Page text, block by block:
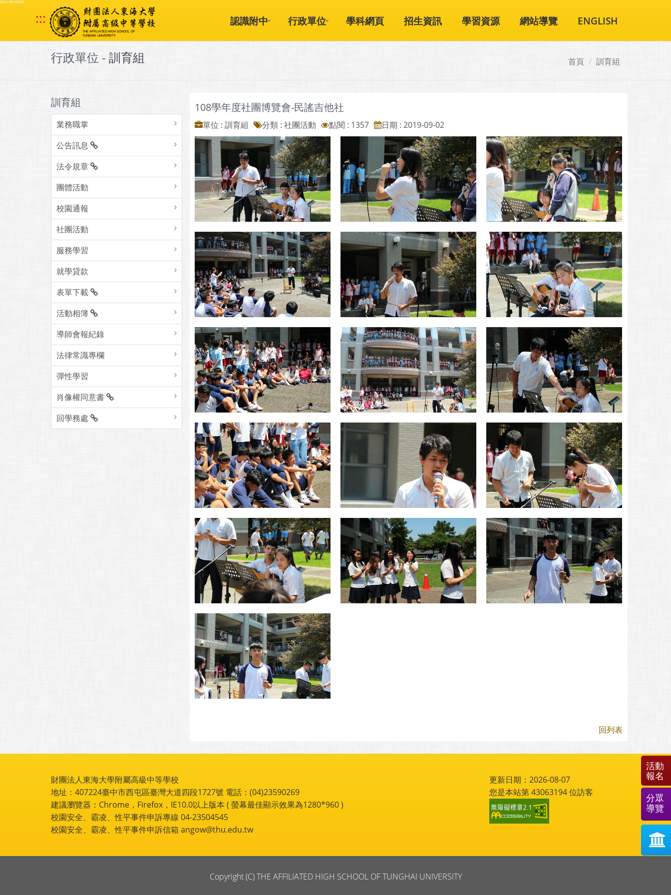
跳到主要內容區塊
::: 認識附中 行政單位 學科網頁 招生資訊 學習資源 網站導覽 ENGLISH
行政單位 - 訓育組 首頁 訓育組
訓育組
業務職掌
公告訊息
法令規章
團體活動
校園通報
社團活動
服務學習
就學貸款
表單下載
活動相簿
導師會報紀錄
法律常識專欄
彈性學習
肖像權同意書
回學務處
108學年度社團博覽會-民謠吉他社
單位 : 訓育組 分類 : 社團活動 點閱 : 1357 日期 : 2019-09-02
回列表
財團法人東海大學附屬高級中等學校
地址：407224臺中市西屯區臺灣大道四段1727號 電話：(04)23590269
建議瀏覽器：Chrome，Firefox，IE10.0以上版本 ( 螢幕最佳顯示效果為1280*960 )
校園安全、霸凌、性平事件申訴專線 04-23504545
校園安全、霸凌、性平事件申訴信箱 angow@thu.edu.tw
更新日期：2026-08-07
您是本站第43063194位訪客
Copyright (C) THE AFFILIATED HIGH SCHOOL OF TUNGHAI UNIVERSITY
活動
報名
分眾
導覽